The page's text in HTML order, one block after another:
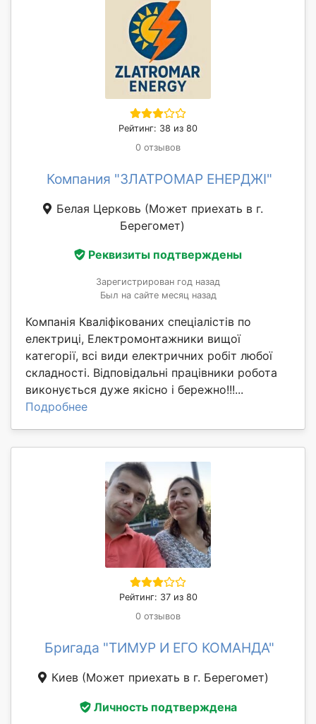
Рейтинг: 38 из 80
0 отзывов
Компания "ЗЛАТРОМАР ЕНЕРДЖІ"
Белая Церковь (Может приехать в г.
Берегомет)
Реквизиты подтверждены
Зарегистрирован год назад
Был на сайте месяц назад
Компанія Кваліфікованих спеціалістів по
електриці, Електромонтажники вищої
категорії, всі види електричних робіт любої
складності. Відповідальні працівники робота
виконується дуже якісно і бережно!!!...
Подробнее
Рейтинг: 37 из 80
0 отзывов
Бригада "ТИМУР И ЕГО КОМАНДА"
Киев (Может приехать в г. Берегомет)
Личность подтверждена